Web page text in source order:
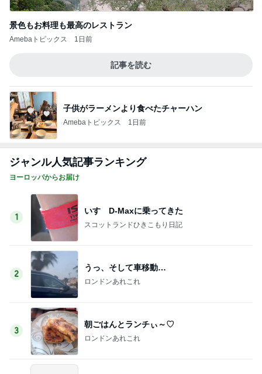
景色もお料理も最高のレストラン
Amebaトピックス 1日前
記事を読む
子供がラーメンより食べたチャーハン
Amebaトピックス 1日前
ジャンル人気記事ランキング
ヨーロッパからお届け
1
いすゞD-Maxに乗ってきた
スコットランドひきこもり日記
2
うっ、そして車移動…
ロンドンあれこれ
3
朝ごはんとランチぃ～♡
ロンドンあれこれ